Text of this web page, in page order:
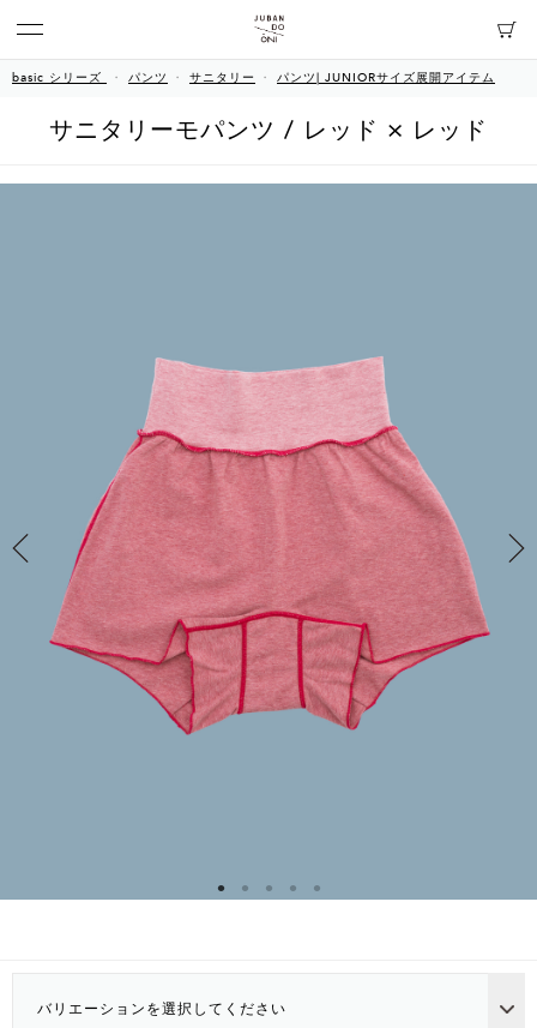
basic シリーズ パンツ サニタリー パンツ| JUNIORサイズ展開アイテム
サニタリーモパンツ / レッド × レッド
バリエーションを選択してください